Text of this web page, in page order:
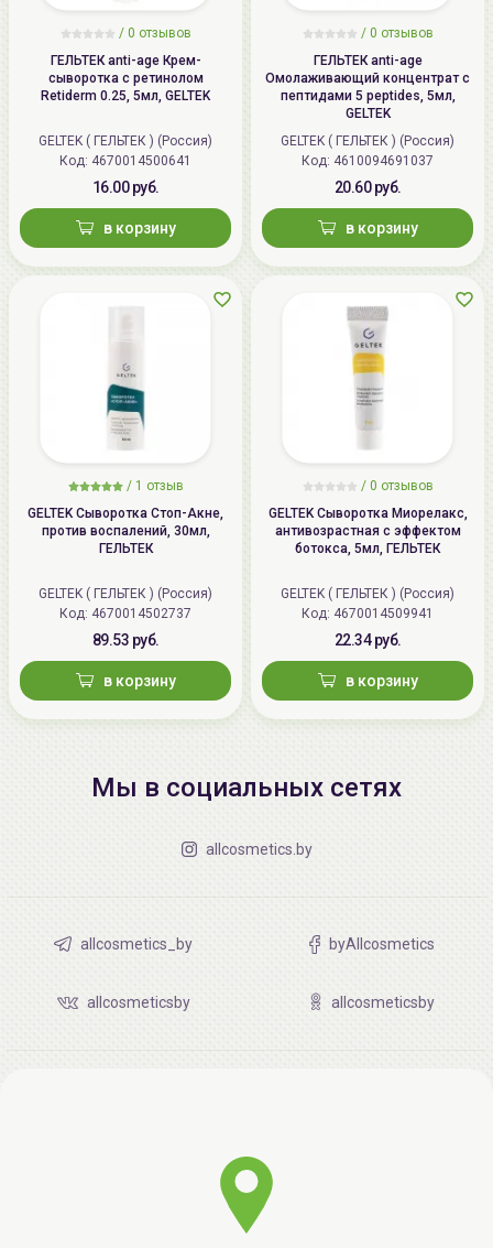
/ 0 отзывов
ГЕЛЬТЕК anti-age Крем-
сыворотка с ретинолом
Retiderm 0.25, 5мл, GELTEK
GELTEK ( ГЕЛЬТЕК ) (Россия)
Код: 4670014500641
16.00 руб.
в корзину
/ 0 отзывов
ГЕЛЬТЕК anti-age
Омолаживающий концентрат с
пептидами 5 peptides, 5мл,
GELTEK
GELTEK ( ГЕЛЬТЕК ) (Россия)
Код: 4610094691037
20.60 руб.
в корзину
/ 1 отзыв
GELTEK Сыворотка Стоп-Акне,
против воспалений, 30мл,
ГЕЛЬТЕК
GELTEK ( ГЕЛЬТЕК ) (Россия)
Код: 4670014502737
89.53 руб.
в корзину
/ 0 отзывов
GELTEK Сыворотка Миорелакс,
антивозрастная с эффектом
ботокса, 5мл, ГЕЛЬТЕК
GELTEK ( ГЕЛЬТЕК ) (Россия)
Код: 4670014509941
22.34 руб.
в корзину
Мы в социальных сетях
allcosmetics.by
allcosmetics_by byAllcosmetics
allcosmeticsby allcosmeticsby